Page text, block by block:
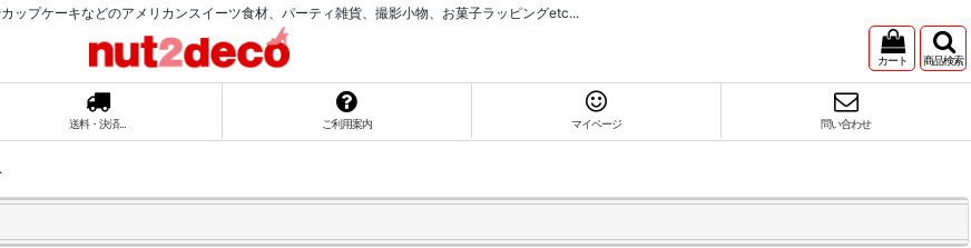
ップケーキなどのアメリカンスイーツ食材、パーティ雑貨、撮影小物、お菓子ラッピングetc...
カート 商品検索
送料・決済... ご利用案内 マイページ 問い合わせ